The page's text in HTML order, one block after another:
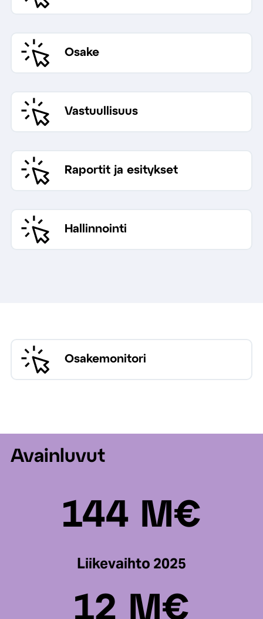
Osake
Vastuullisuus
Raportit ja esitykset
Hallinnointi
Osakemonitori
Avainluvut
144 M€
Liikevaihto 2025
12 M€